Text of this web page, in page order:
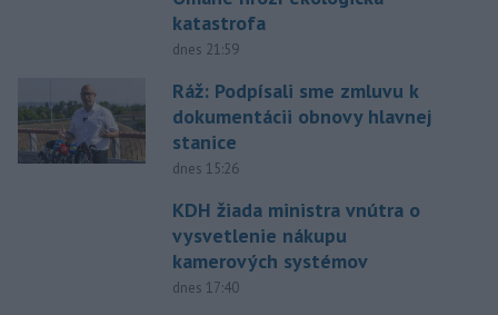
katastrofa
dnes 21:59
Ráž: Podpísali sme zmluvu k
dokumentácii obnovy hlavnej
stanice
dnes 15:26
KDH žiada ministra vnútra o
vysvetlenie nákupu
kamerových systémov
dnes 17:40